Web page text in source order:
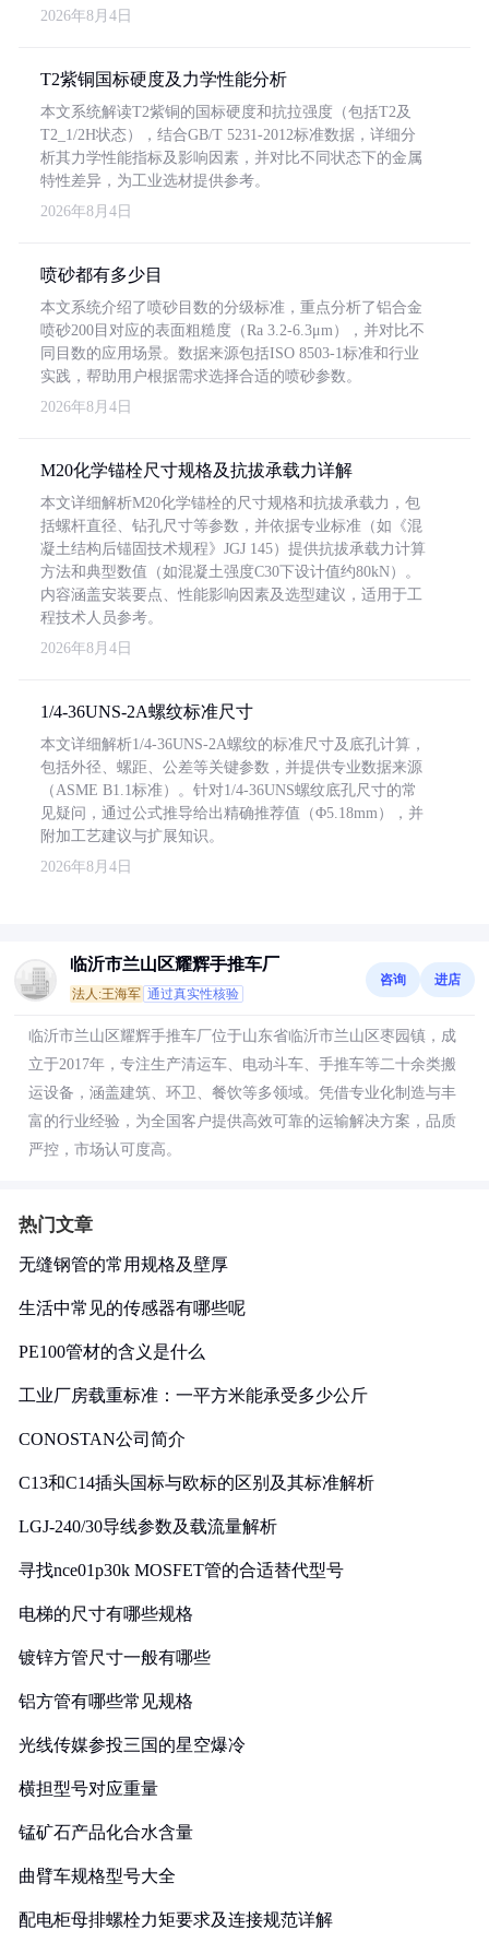
2026年8月4日
T2紫铜国标硬度及力学性能分析
本文系统解读T2紫铜的国标硬度和抗拉强度（包括T2及
T2_1/2H状态），结合GB/T 5231-2012标准数据，详细分
析其力学性能指标及影响因素，并对比不同状态下的金属
特性差异，为工业选材提供参考。
2026年8月4日
喷砂都有多少目
本文系统介绍了喷砂目数的分级标准，重点分析了铝合金
喷砂200目对应的表面粗糙度（Ra 3.2-6.3μm），并对比不
同目数的应用场景。数据来源包括ISO 8503-1标准和行业
实践，帮助用户根据需求选择合适的喷砂参数。
2026年8月4日
M20化学锚栓尺寸规格及抗拔承载力详解
本文详细解析M20化学锚栓的尺寸规格和抗拔承载力，包
括螺杆直径、钻孔尺寸等参数，并依据专业标准（如《混
凝土结构后锚固技术规程》JGJ 145）提供抗拔承载力计算
方法和典型数值（如混凝土强度C30下设计值约80kN）。
内容涵盖安装要点、性能影响因素及选型建议，适用于工
程技术人员参考。
2026年8月4日
1/4-36UNS-2A螺纹标准尺寸
本文详细解析1/4-36UNS-2A螺纹的标准尺寸及底孔计算，
包括外径、螺距、公差等关键参数，并提供专业数据来源
（ASME B1.1标准）。针对1/4-36UNS螺纹底孔尺寸的常
见疑问，通过公式推导给出精确推荐值（Φ5.18mm），并
附加工艺建议与扩展知识。
2026年8月4日
临沂市兰山区耀辉手推车厂
法人:王海军 通过真实性核验
咨询 进店
临沂市兰山区耀辉手推车厂位于山东省临沂市兰山区枣园镇，成
立于2017年，专注生产清运车、电动斗车、手推车等二十余类搬
运设备，涵盖建筑、环卫、餐饮等多领域。凭借专业化制造与丰
富的行业经验，为全国客户提供高效可靠的运输解决方案，品质
严控，市场认可度高。
热门文章
无缝钢管的常用规格及壁厚
生活中常见的传感器有哪些呢
PE100管材的含义是什么
工业厂房载重标准：一平方米能承受多少公斤
CONOSTAN公司简介
C13和C14插头国标与欧标的区别及其标准解析
LGJ-240/30导线参数及载流量解析
寻找nce01p30k MOSFET管的合适替代型号
电梯的尺寸有哪些规格
镀锌方管尺寸一般有哪些
铝方管有哪些常见规格
光线传媒参投三国的星空爆冷
横担型号对应重量
锰矿石产品化合水含量
曲臂车规格型号大全
配电柜母排螺栓力矩要求及连接规范详解